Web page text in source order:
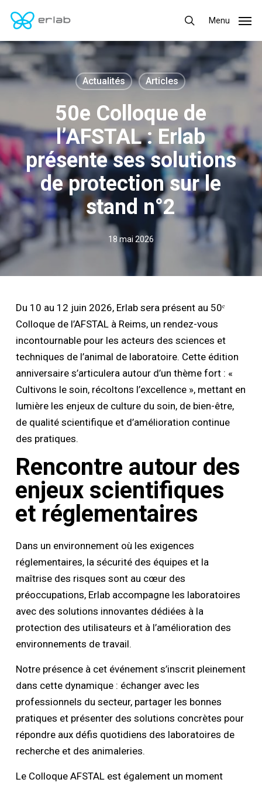
main
content
search
Menu
Actualités Articles
50e Colloque de
l’AFSTAL : Erlab
présente ses solutions
de protection sur le
stand n°2
18 mai 2026
Du 10 au 12 juin 2026, Erlab sera présent au 50ᵉ
Colloque de l’AFSTAL à Reims, un rendez-vous
incontournable pour les acteurs des sciences et
techniques de l’animal de laboratoire. Cette édition
anniversaire s’articulera autour d’un thème fort : «
Cultivons le soin, récoltons l’excellence », mettant en
lumière les enjeux de culture du soin, de bien-être,
de qualité scientifique et d’amélioration continue
des pratiques.
Rencontre autour des
enjeux scientifiques
et réglementaires
Dans un environnement où les exigences
réglementaires, la sécurité des équipes et la
maîtrise des risques sont au cœur des
préoccupations, Erlab accompagne les laboratoires
avec des solutions innovantes dédiées à la
protection des utilisateurs et à l’amélioration des
environnements de travail.
Notre présence à cet événement s’inscrit pleinement
dans cette dynamique : échanger avec les
professionnels du secteur, partager les bonnes
pratiques et présenter des solutions concrètes pour
répondre aux défis quotidiens des laboratoires de
recherche et des animaleries.
Le Colloque AFSTAL est également un moment